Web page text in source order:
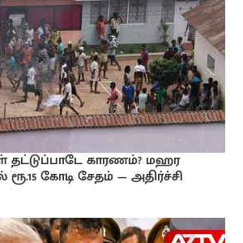
காரணம்? மஹர
கோடி சேதம் — அதிர்ச்சி